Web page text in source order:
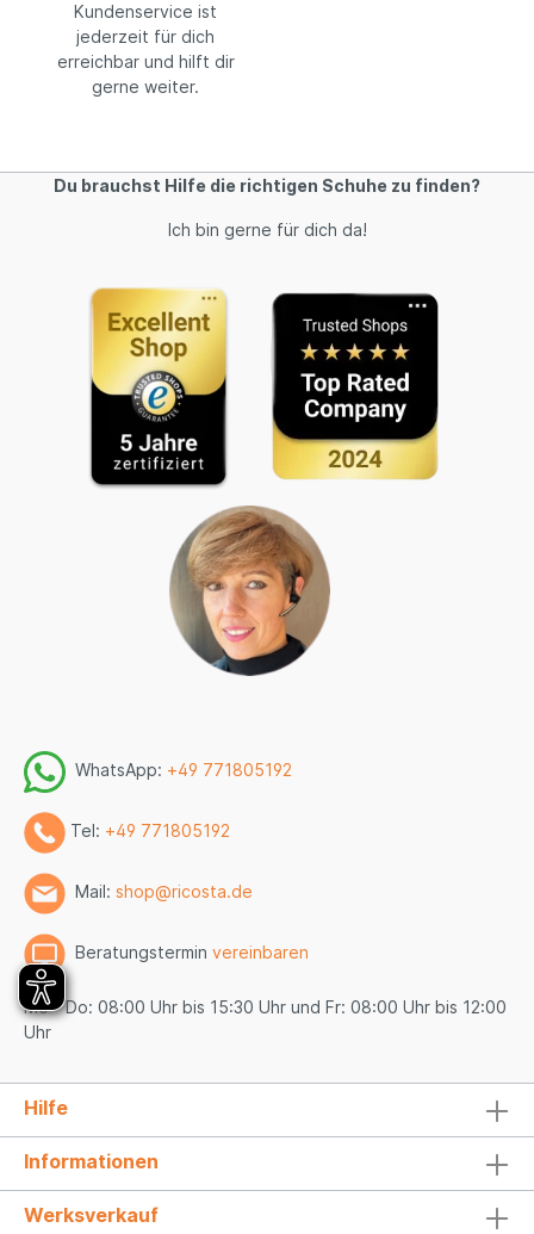
Kundenservice ist
jederzeit für dich
erreichbar und hilft dir
gerne weiter.
Du brauchst Hilfe die richtigen Schuhe zu finden?
Ich bin gerne für dich da!
WhatsApp: +49 771805192
Tel: +49 771805192
Mail: shop@ricosta.de
Beratungstermin vereinbaren
Mo - Do: 08:00 Uhr bis 15:30 Uhr und Fr: 08:00 Uhr bis 12:00
Uhr
Hilfe
Informationen
Werksverkauf